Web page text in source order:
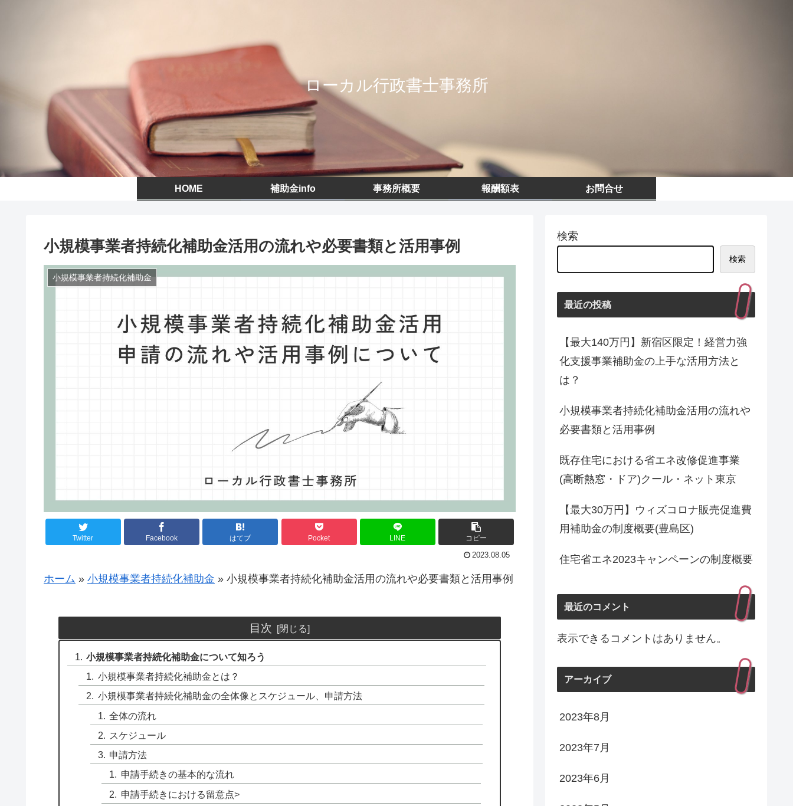
ローカル行政書士事務所
HOME 補助金info 事務所概要 報酬額表 お問合せ
小規模事業者持続化補助金活用の流れや必要書類と活用事例
小規模事業者持続化補助金
Twitter Facebook はてブ Pocket LINE コピー
2023.08.05
ホーム » 小規模事業者持続化補助金 » 小規模事業者持続化補助金活用の流れや必要書類と活用事例
目次
小規模事業者持続化補助金について知ろう
小規模事業者持続化補助金とは？
小規模事業者持続化補助金の全体像とスケジュール、申請方法
全体の流れ
スケジュール
申請方法
申請手続きの基本的な流れ
申請手続きにおける留意点>
検索
検索
最近の投稿
【最大140万円】新宿区限定！経営力強
化支援事業補助金の上手な活用方法と
は？
小規模事業者持続化補助金活用の流れや
必要書類と活用事例
既存住宅における省エネ改修促進事業
(高断熱窓・ドア)クール・ネット東京
【最大30万円】ウィズコロナ販売促進費
用補助金の制度概要(豊島区)
住宅省エネ2023キャンペーンの制度概要
最近のコメント
表示できるコメントはありません。
アーカイブ
2023年8月
2023年7月
2023年6月